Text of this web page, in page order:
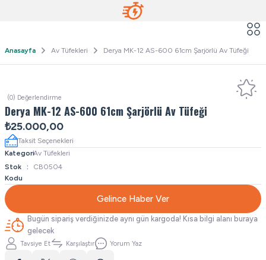
Anasayfa Av Tüfekleri Derya MK-12 AS-600 61cm Şarjörlü Av Tüfeği
(0) Değerlendirme
Derya MK-12 AS-600 61cm Şarjörlü Av Tüfeği
₺25.000,00
Taksit Seçenekleri
KategoriAv Tüfekleri
Stok
Kodu
CB0504
Gelince Haber Ver
Bugün sipariş verdiğinizde aynı gün kargoda! Kısa bilgi alanı buraya
gelecek
Tavsiye Et Karşılaştır Yorum Yaz